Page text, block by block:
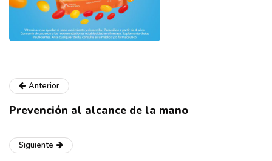
Anterior
Prevención al alcance de la mano
Siguiente